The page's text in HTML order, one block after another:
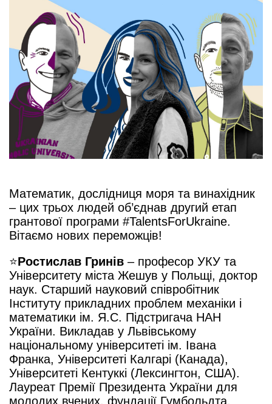
Математик, дослідниця моря та винахідник
– цих трьох людей об’єднав другий етап
грантової програми #TalentsForUkraine.
Вітаємо нових переможців!
⭐️Ростислав Гринів – професор УКУ та
Університету міста Жешув у Польщі, доктор
наук. Старший науковий співробітник
Інституту прикладних проблем механіки і
математики ім. Я.С. Підстригача НАН
України. Викладав у Львівському
національному університеті ім. Івана
Франка, Університеті Калгарі (Канада),
Університеті Кентуккі (Лексингтон, США).
Лауреат Премії Президента України для
молодих вчених, фундації Гумбольдта.